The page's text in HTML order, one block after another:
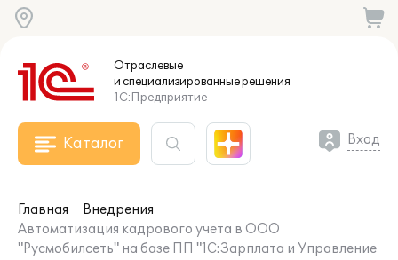
Отраслевые
и специализированныерешения
1С:Предприятие
Каталог Вход
Главная
Внедрения
Автоматизация кадрового учета в ООО
"Русмобилсеть" на базе ПП "1С:Зарплата и Управление